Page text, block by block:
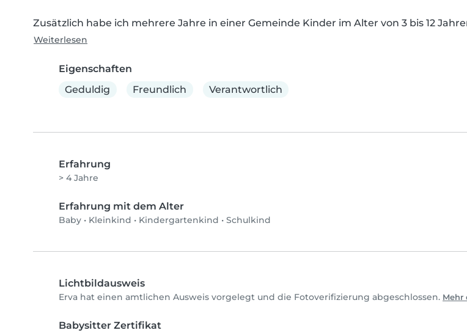
Zusätzlich habe ich mehrere Jahre in einer Gemeinde Kinder im Alter von 3 bis 12
Weiterlesen
Eigenschaften
Geduldig
Freundlich Verantwortlich
Erfahrung
> 4 Jahre
Erfahrung mit dem Alter
Baby • Kleinkind • Kindergartenkind • Schulkind
Lichtbildausweis
Erva hat einen amtlichen Ausweis vorgelegt und die Fotoverifizierung abgeschlossen. Mehr
Babysitter Zertifikat